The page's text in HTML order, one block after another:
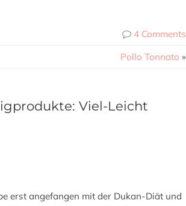
4 Comments
Pollo Tonnato »
Viel-Leicht
erst angefangen mit der Dukan-Diät und